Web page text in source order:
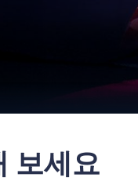
보세요